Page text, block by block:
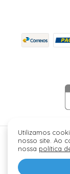
Utilizamos
nosso site. Ao
nossa política
Júlia Fez
2026